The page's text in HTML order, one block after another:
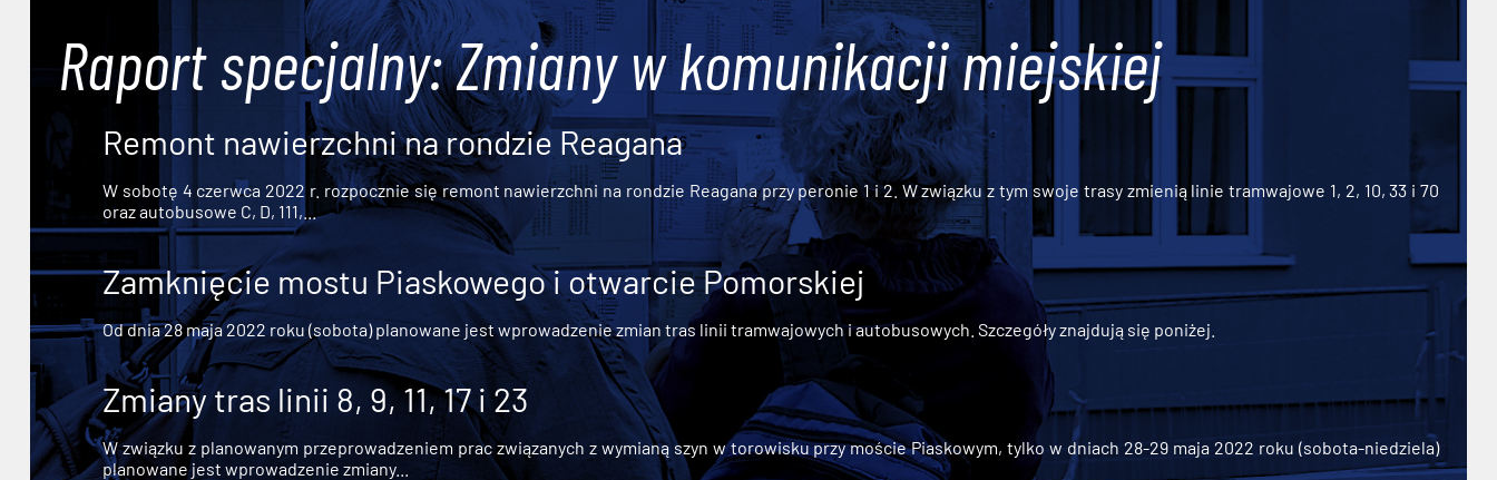
Raport specjalny: Zmiany w komunikacji miejskiej
Remont nawierzchni na rondzie Reagana
W sobotę 4 czerwca 2022 r. rozpocznie się remont nawierzchni na rondzie Reagana przy peronie 1 i 2. W związku z tym swoje trasy zmienią linie tramwajowe 1, 2, 10, 33 i 70
oraz autobusowe C, D, 111,...
Zamknięcie mostu Piaskowego i otwarcie Pomorskiej
Od dnia 28 maja 2022 roku (sobota) planowane jest wprowadzenie zmian tras linii tramwajowych i autobusowych. Szczegóły znajdują się poniżej.
Zmiany tras linii 8, 9, 11, 17 i 23
W związku z planowanym przeprowadzeniem prac związanych z wymianą szyn w torowisku przy moście Piaskowym, tylko w dniach 28-29 maja 2022 roku (sobota-niedziela)
planowane jest wprowadzenie zmiany...